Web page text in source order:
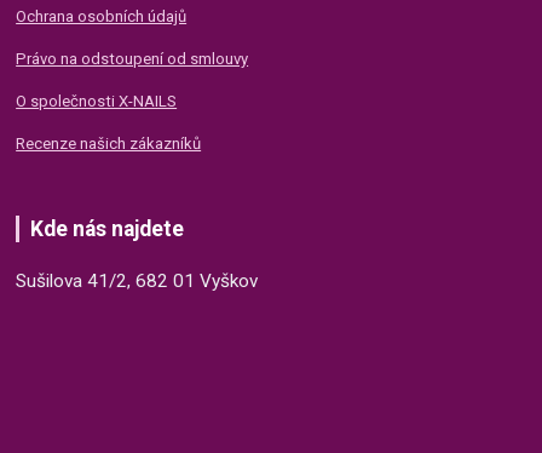
Ochrana osobních údajů
Právo na odstoupení od smlouvy
O společnosti X-NAILS
Recenze našich zákazníků
Kde nás najdete
Sušilova 41/2, 682 01 Vyškov